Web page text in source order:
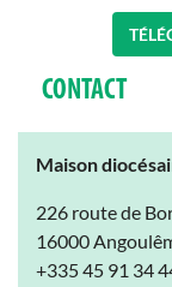
CONTACT
Maison
226 route de
16000
+335 45 91 34